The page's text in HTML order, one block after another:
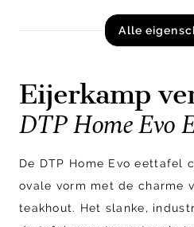
Alle
Eijerkamp
DTP Home Evo
De DTP Home Evo eettafel
ovale vorm met de charme
teakhout. Het slanke,